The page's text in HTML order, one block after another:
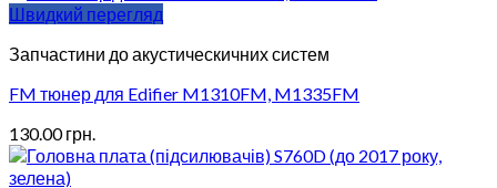
Швидкий перегляд
Запчастини до акустическичних систем
FM тюнер для Edifier M1310FM, M1335FM
130.00грн.